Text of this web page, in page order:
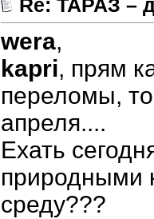
Re: ТАРАЗ –
wera,
kapri, прям
переломы,
апреля....
Ехать
природными
среду???